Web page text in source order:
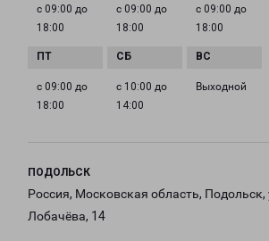
с 09:00 до
18:00
с 09:00 до
18:00
с 09:00 до
18:00
с 09:00 до
18:00
с 10:00 до
14:00
Выходной
ПОДОЛЬСК
Россия, Московская область, Подольск,
Лобачёва, 14